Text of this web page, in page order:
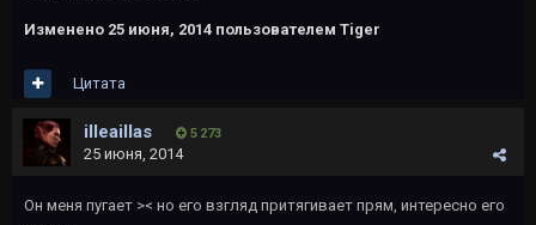
Изменено 25 июня, 2014 пользователем Tiger
Цитата
illeaillas 5 273
25 июня, 2014
Он меня пугает >< но его взгляд притягивает прям, интересно его